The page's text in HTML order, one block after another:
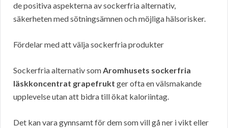
de positiva aspekterna av sockerfria alternativ,
säkerheten med sötningsämnen och möjliga hälsorisker.
Fördelar med att välja sockerfria produkter
Sockerfria alternativ somAromhusets sockerfria
läskkoncentrat grapefrukt ger ofta en välsmakande
upplevelse utan att bidra till ökat kaloriintag.
Det kan vara gynnsamt för dem som vill gå ner i vikt eller